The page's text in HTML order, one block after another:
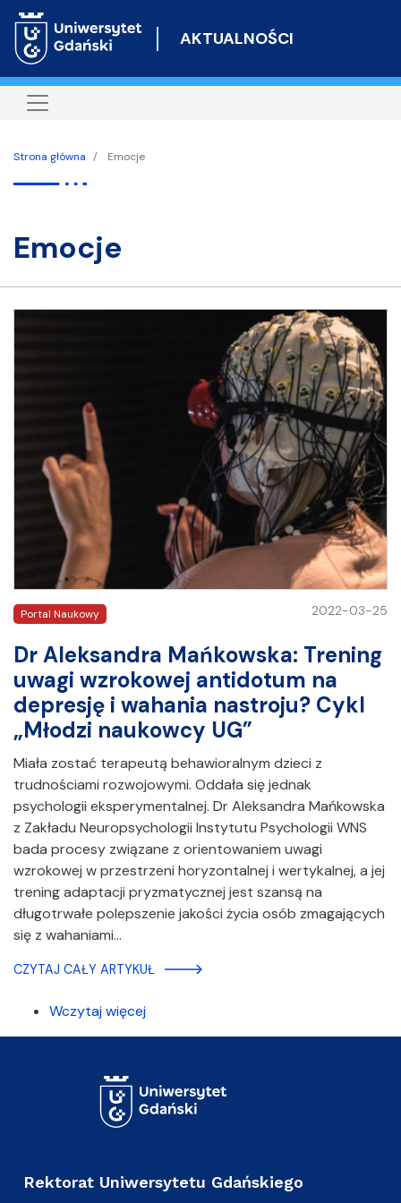
do
AKTUALNOŚCI
Strona główna Emocje
emocje
Portal Naukowy 2022-03-25
Dr Aleksandra Mańkowska: Trening
uwagi wzrokowej antidotum na
depresję i wahania nastroju? Cykl
„Młodzi naukowcy UG”
Miała zostać terapeutą behawioralnym dzieci z
trudnościami rozwojowymi. Oddała się jednak
psychologii eksperymentalnej. Dr Aleksandra Mańkowska
z Zakładu Neuropsychologii Instytutu Psychologii WNS
bada procesy związane z orientowaniem uwagi
wzrokowej w przestrzeni horyzontalnej i wertykalnej, a jej
trening adaptacji pryzmatycznej jest szansą na
długotrwałe polepszenie jakości życia osób zmagających
się z wahaniami…
CZYTAJ CAŁY ARTYKUŁ
Wczytaj więcej
Rektorat Uniwersytetu Gdańskiego